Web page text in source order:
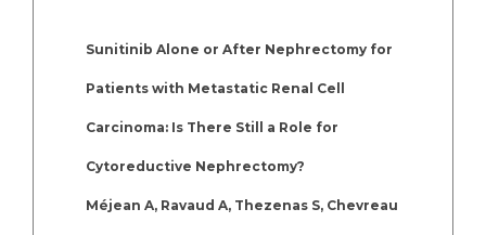
Sunitinib Alone or After Nephrectomy for
Patients with Metastatic Renal Cell
Carcinoma: Is There Still a Role for
Cytoreductive Nephrectomy?
Méjean A, Ravaud A, Thezenas S, Chevreau